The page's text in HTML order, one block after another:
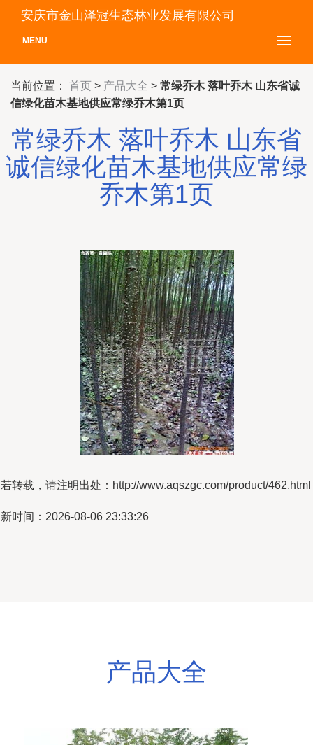
安庆市金山泽冠生态林业发展有限公司
MENU
当前位置： 首页 > 产品大全 > 常绿乔木 落叶乔木 山东省诚
信绿化苗木基地供应常绿乔木第1页
常绿乔木 落叶乔木 山东省
诚信绿化苗木基地供应常绿
乔木第1页
转载，请注明出处：http://www.aqszgc.com/product/462.html
时间：2026-08-06 23:33:26
产品大全